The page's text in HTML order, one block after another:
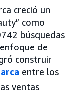
creció un
como
búsquedas
de
construir
entre los
ventas